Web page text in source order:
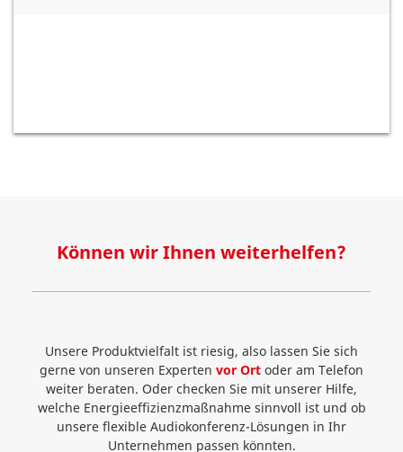
Können wir Ihnen weiterhelfen?
Unsere Produktvielfalt ist riesig, also lassen Sie sich
gerne von unseren Experten vor Ort oder am Telefon
weiter beraten. Oder checken Sie mit unserer Hilfe,
welche Energieeffizienzmaßnahme sinnvoll ist und ob
unsere flexible Audiokonferenz-Lösungen in Ihr
Unternehmen passen könnten.